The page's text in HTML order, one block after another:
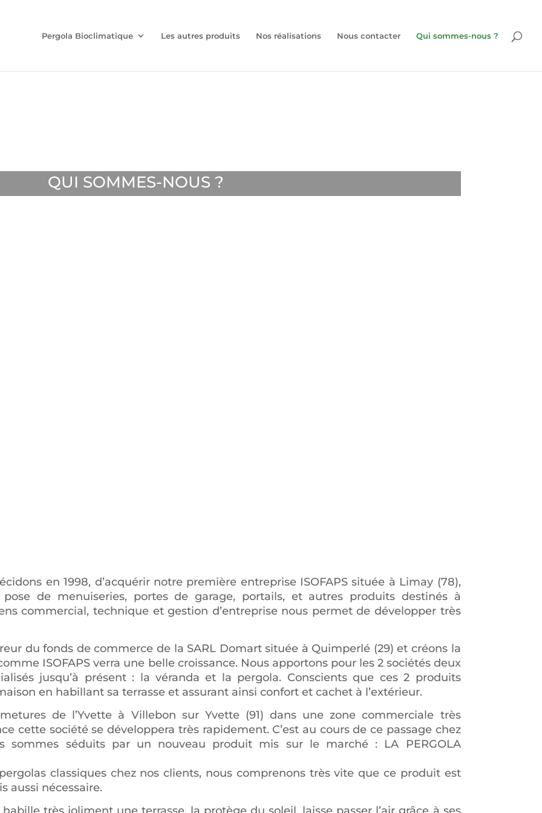
Pergola Bioclimatique Les autres produits Nos réalisations Nous contacter Qui sommes-nous ?
QUI SOMMES-NOUS ?
en 1998, d’acquérir notre première entreprise ISOFAPS située à Limay (78),
de menuiseries, portes de garage, portails, et autres produits destinés à
commercial, technique et gestion d’entreprise nous permet de développer très
du fonds de commerce de la SARL Domart située à Quimperlé (29) et créons la
ISOFAPS verra une belle croissance. Nous apportons pour les 2 sociétés deux
jusqu’à présent : la véranda et la pergola. Conscients que ces 2 produits
en habillant sa terrasse et assurant ainsi confort et cachet à l’extérieur.
de l’Yvette à Villebon sur Yvette (91) dans une zone commerciale très
cette société se développera très rapidement. C’est au cours de ce passage chez
sommes séduits par un nouveau produit mis sur le marché : LA PERGOLA
classiques chez nos clients, nous comprenons très vite que ce produit est
aussi nécessaire.